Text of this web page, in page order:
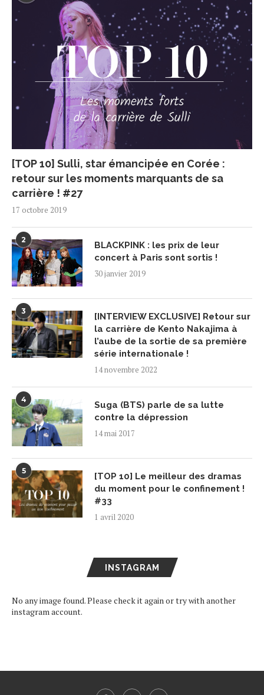
[TOP 10] Sulli, star émancipée en Corée :
retour sur les moments marquants de sa
carrière ! #27
17 octobre 2019
2
BLACKPINK : les prix de leur
concert à Paris sont sortis !
30 janvier 2019
3
[INTERVIEW EXCLUSIVE] Retour sur
la carrière de Kento Nakajima à
l’aube de la sortie de sa première
série internationale !
14 novembre 2022
4
Suga (BTS) parle de sa lutte
contre la dépression
14 mai 2017
5
[TOP 10] Le meilleur des dramas
du moment pour le confinement !
#33
1 avril 2020
INSTAGRAM
No any image found. Please check it again or try with another
instagram account.